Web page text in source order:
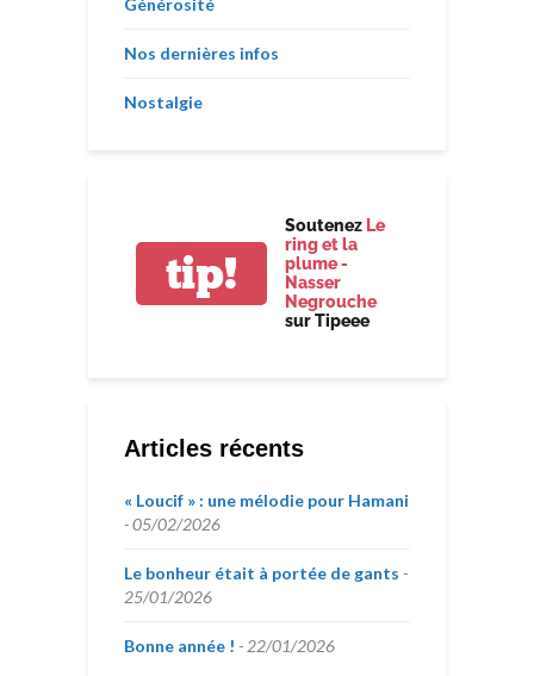
Générosité
Nos dernières infos
Nostalgie
tip!
Soutenez Le
ring et la
plume -
Nasser
Negrouche
sur Tipeee
Articles récents
« Loucif » : une mélodie pour Hamani
05/02/2026
Le bonheur était à portée de gants
25/01/2026
Bonne année ! 22/01/2026